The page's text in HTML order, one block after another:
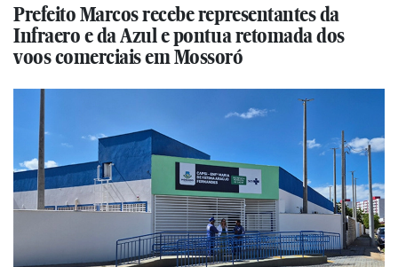
Prefeito Marcos recebe representantes da
Infraero e da Azul e pontua retomada dos
voos comerciais em Mossoró